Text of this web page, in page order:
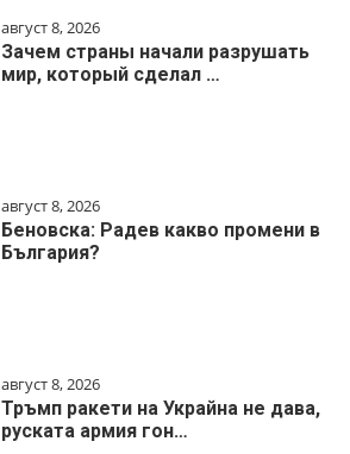
август 8, 2026
Зачем страны начали разрушать
мир, который сделал …
август 8, 2026
Беновска: Радев какво промени в
България?
август 8, 2026
Тръмп ракети на Украйна не дава,
руската армия гон…